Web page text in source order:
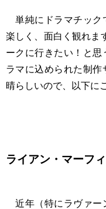
単純にドラマチック
楽しく、面白く観れま
ークに行きたい！と思
ラマに込められた制
晴らしいので、以下に
ライアン・マーフ
近年（特にラヴァー